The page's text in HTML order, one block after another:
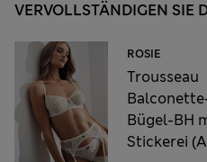
VERVOLLSTÄNDIGEN SIE
ROSIE
Trousseau
Bügel-BH
Stickerei